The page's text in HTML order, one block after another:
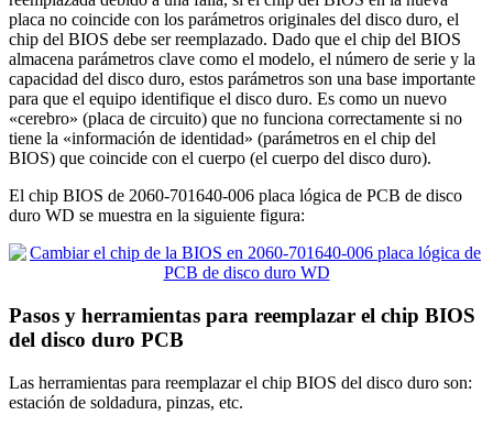
placa no coincide con los parámetros originales del disco duro, el
chip del BIOS debe ser reemplazado. Dado que el chip del BIOS
almacena parámetros clave como el modelo, el número de serie y la
capacidad del disco duro, estos parámetros son una base importante
para que el equipo identifique el disco duro. Es como un nuevo
«cerebro» (placa de circuito) que no funciona correctamente si no
tiene la «información de identidad» (parámetros en el chip del
BIOS) que coincide con el cuerpo (el cuerpo del disco duro).
El chip BIOS de 2060-701640-006 placa lógica de PCB de disco
duro WD se muestra en la siguiente figura:
Pasos y herramientas para reemplazar el chip BIOS
del disco duro PCB
Las herramientas para reemplazar el chip BIOS del disco duro son:
estación de soldadura, pinzas, etc.